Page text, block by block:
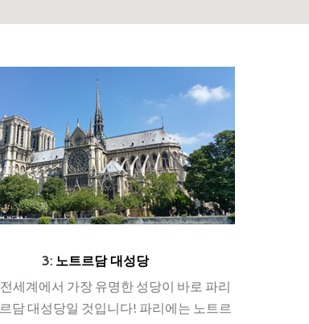
3: 노트르담 대성당
세계에서 가장 유명한 성당이 바로 파리
담 대성당일 것입니다! 파리에는 노트르